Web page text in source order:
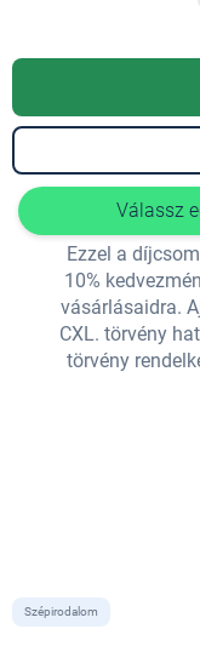
Válassz
Ezzel a
10%
vásárlásaidra.
CXL. törvény
törvény
Szépirodalom